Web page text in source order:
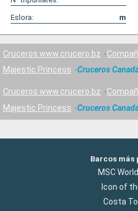
Eslora:
m
Cruceros www.crucero.bz
Majestic Princess
Cruceros
Cruceros www.crucero.bz
Majestic Princess
Cruceros
Barcos más
MSC
Icon of
Costa